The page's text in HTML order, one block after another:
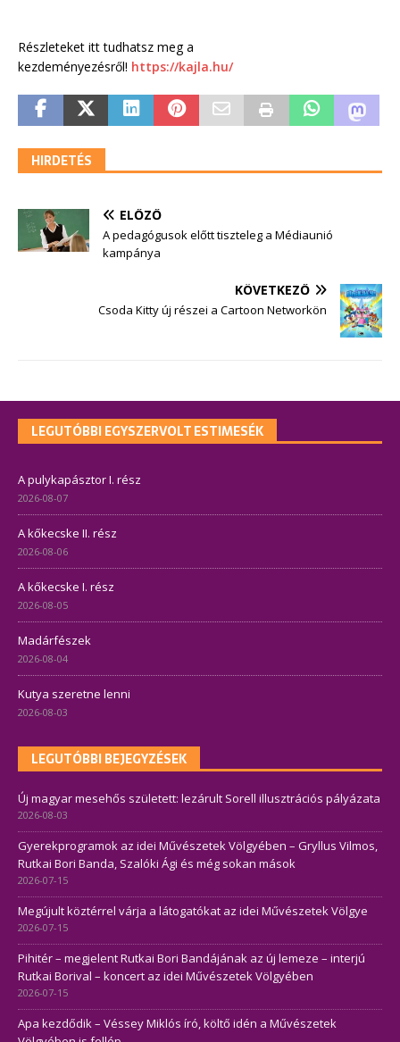
Részleteket itt tudhatsz meg a
kezdeményezésről! https://kajla.hu/
HIRDETÉS
ELŐZŐ
A pedagógusok előtt tiszteleg a Médiaunió
kampánya
KÖVETKEZŐ
Csoda Kitty új részei a Cartoon Networkön
LEGUTÓBBI EGYSZERVOLT ESTIMESÉK
A pulykapásztor I. rész
2026-08-07
A kőkecske II. rész
2026-08-06
A kőkecske I. rész
2026-08-05
Madárfészek
2026-08-04
Kutya szeretne lenni
2026-08-03
LEGUTÓBBI BEJEGYZÉSEK
Új magyar mesehős született: lezárult Sorell illusztrációs pályázata
2026-08-03
Gyerekprogramok az idei Művészetek Völgyében – Gryllus Vilmos,
Rutkai Bori Banda, Szalóki Ági és még sokan mások
2026-07-15
Megújult köztérrel várja a látogatókat az idei Művészetek Völgye
2026-07-15
Pihitér – megjelent Rutkai Bori Bandájának az új lemeze – interjú
Rutkai Borival – koncert az idei Művészetek Völgyében
2026-07-15
Apa kezdődik – Véssey Miklós író, költő idén a Művészetek